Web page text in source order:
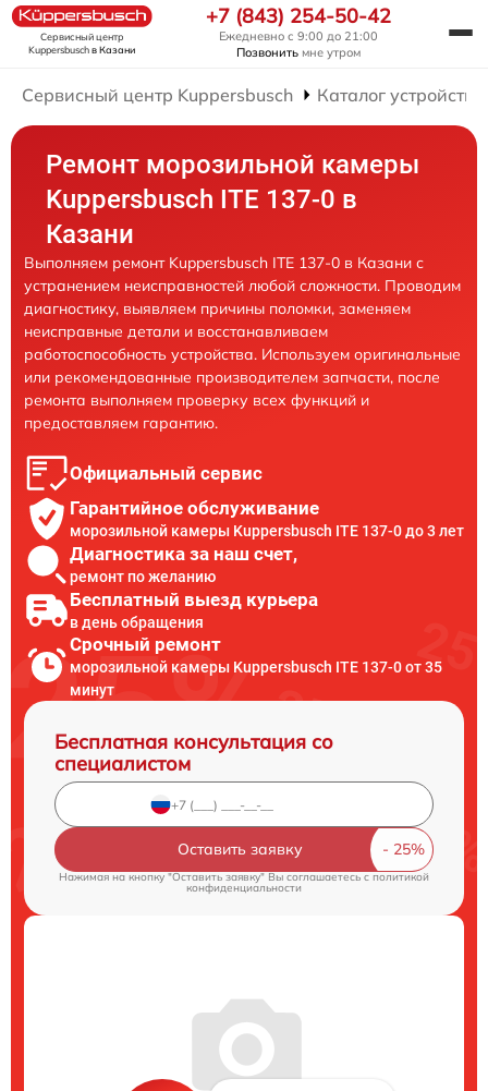
Сервисный центр
Kuppersbuschв Казани
+7 (843) 254-50-42
Ежедневно с 9:00 до 21:00
Позвонить мне утром
Сервисный центр Kuppersbusch Каталог устройств
Ремонт морозильной камеры
Kuppersbusch ITE 137-0 в
Казани
Выполняем ремонт Kuppersbusch ITE 137-0 в Казани с
устранением неисправностей любой сложности. Проводим
диагностику, выявляем причины поломки, заменяем
неисправные детали и восстанавливаем
работоспособность устройства. Используем оригинальные
или рекомендованные производителем запчасти, после
ремонта выполняем проверку всех функций и
предоставляем гарантию.
Официальный сервис
Гарантийное обслуживание
морозильной камеры Kuppersbusch ITE 137-0 до 3 лет
Диагностика за наш счет,
ремонт по желанию
Бесплатный выезд курьера
в день обращения
Срочный ремонт
морозильной камеры Kuppersbusch ITE 137-0 от 35
минут
Бесплатная консультация со
специалистом
Оставить заявку
Нажимая на кнопку "Оставить заявку" Вы соглашаетесь cполитикой
конфиденциальности